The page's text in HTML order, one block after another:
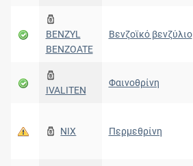
BENZYL
BENZOATE
Βενζοϊκό βενζύλιο
IVALITEN
Φαινοθρίνη
NIX Περμεθρίνη